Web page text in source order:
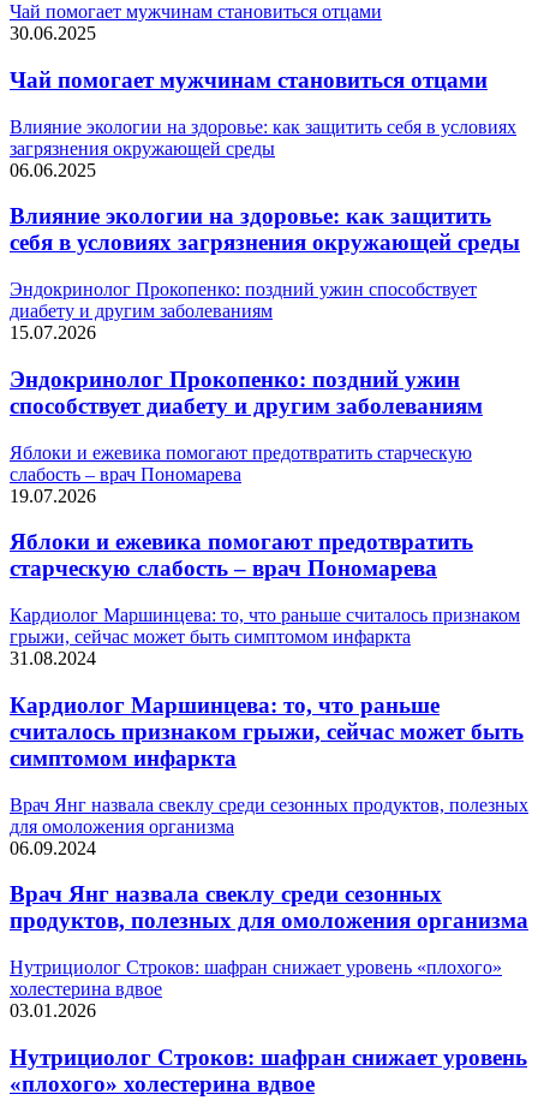
Чай помогает мужчинам становиться отцами
30.06.2025
Чай помогает мужчинам становиться отцами
Влияние экологии на здоровье: как защитить себя в условиях
загрязнения окружающей среды
06.06.2025
Влияние экологии на здоровье: как защитить
себя в условиях загрязнения окружающей среды
Эндокринолог Прокопенко: поздний ужин способствует
диабету и другим заболеваниям
15.07.2026
Эндокринолог Прокопенко: поздний ужин
способствует диабету и другим заболеваниям
Яблоки и ежевика помогают предотвратить старческую
слабость – врач Пономарева
19.07.2026
Яблоки и ежевика помогают предотвратить
старческую слабость – врач Пономарева
Кардиолог Маршинцева: то, что раньше считалось признаком
грыжи, сейчас может быть симптомом инфаркта
31.08.2024
Кардиолог Маршинцева: то, что раньше
считалось признаком грыжи, сейчас может быть
симптомом инфаркта
Врач Янг назвала свеклу среди сезонных продуктов, полезных
для омоложения организма
06.09.2024
Врач Янг назвала свеклу среди сезонных
продуктов, полезных для омоложения организма
Нутрициолог Строков: шафран снижает уровень «плохого»
холестерина вдвое
03.01.2026
Нутрициолог Строков: шафран снижает уровень
«плохого» холестерина вдвое